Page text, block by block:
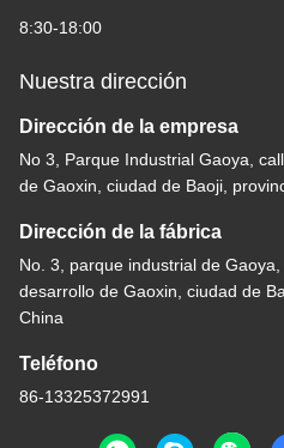
8:30-18:00
Nuestra dirección
Dirección de la empresa
No 3, Parque Industrial Gaoya,
de Gaoxin, ciudad de Baoji,
Dirección de la fábrica
No. 3, parque industrial de
desarrollo de Gaoxin, ciudad de
China
Teléfono
86-13325372991